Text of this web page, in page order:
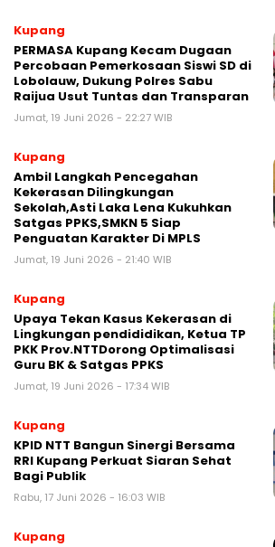
Kupang
PERMASA Kupang Kecam Dugaan
Percobaan Pemerkosaan Siswi SD di
Lobolauw, Dukung Polres Sabu
Raijua Usut Tuntas dan Transparan
Jumat, 19 Juni 2026 - 22:27 WIB
Kupang
Ambil Langkah Pencegahan
Kekerasan Dilingkungan
Sekolah,Asti Laka Lena Kukuhkan
Satgas PPKS,SMKN 5 Siap
Penguatan Karakter Di MPLS
Jumat, 19 Juni 2026 - 21:40 WIB
Kupang
Upaya Tekan Kasus Kekerasan di
Lingkungan pendididikan, Ketua TP
PKK Prov.NTTDorong Optimalisasi
Guru BK & Satgas PPKS
Jumat, 19 Juni 2026 - 17:34 WIB
Kupang
KPID NTT Bangun Sinergi Bersama
RRI Kupang Perkuat Siaran Sehat
Bagi Publik
Rabu, 17 Juni 2026 - 16:03 WIB
Kupang